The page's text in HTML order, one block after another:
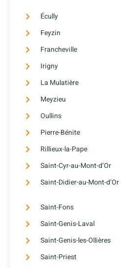
Écully
Feyzin
Francheville
Irigny
La Mulatière
Meyzieu
Oullins
Pierre-Bénite
Rillieux-la-Pape
Saint-Cyr-au-Mont-d’Or
Saint-Didier-au-Mont-d’Or
Saint-Fons
Saint-Genis-Laval
Saint-Genis-les-Ollières
Saint-Priest